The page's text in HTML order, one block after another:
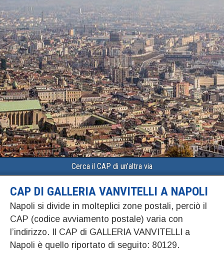
Cerca il CAP di un’altra via
CAP DI GALLERIA VANVITELLI A NAPOLI
Napoli si divide in molteplici zone postali, perciò il
CAP (codice avviamento postale) varia con
l’indirizzo. Il CAP di GALLERIA VANVITELLI a
Napoli è quello riportato di seguito: 80129.